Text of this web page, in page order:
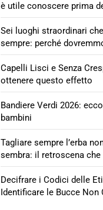
è utile conoscere prima
Sei luoghi straordinari
sempre: perché
Capelli Lisci e Senza
ottenere questo effetto
Bandiere Verdi 2026:
bambini
Tagliare sempre l’erba
sembra: il retroscena
Decifrare i Codici delle
Identificare le Bucce